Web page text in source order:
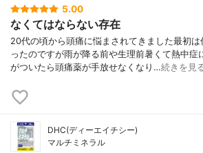
5.00
なくてはならない存在
20代の頃から頭痛に悩まされてきました最初
ったのですが雨が降る前や生理前暑くて熱中
がついたら頭痛薬が手放せなくなり…続きを見
DHC(ディーエイチシー)
マルチミネラル